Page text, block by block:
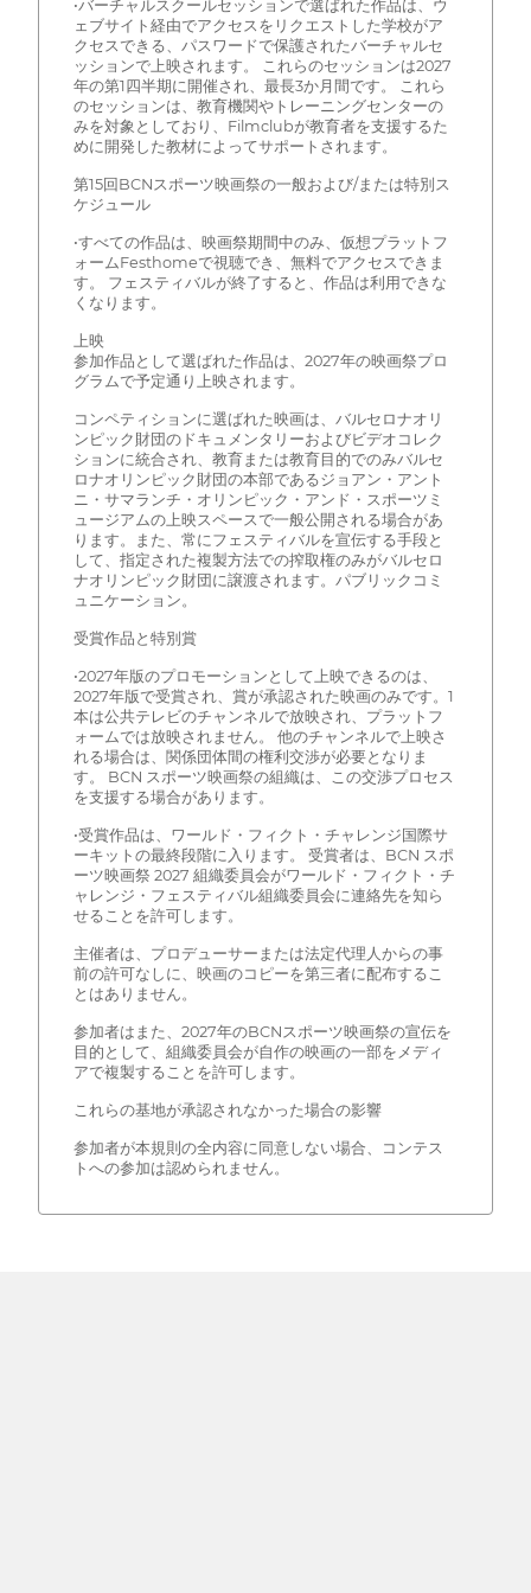
•バーチャルスクールセッションで選ばれた作品は、ウ
ェブサイト経由でアクセスをリクエストした学校がア
クセスできる、パスワードで保護されたバーチャルセ
ッションで上映されます。 これらのセッションは2027
年の第1四半期に開催され、最長3か月間です。 これら
のセッションは、教育機関やトレーニングセンターの
みを対象としており、Filmclubが教育者を支援するた
めに開発した教材によってサポートされます。
第15回BCNスポーツ映画祭の一般および/または特別ス
ケジュール
•すべての作品は、映画祭期間中のみ、仮想プラットフ
ォームFesthomeで視聴でき、無料でアクセスできま
す。 フェスティバルが終了すると、作品は利用できな
くなります。
上映
参加作品として選ばれた作品は、2027年の映画祭プロ
グラムで予定通り上映されます。
コンペティションに選ばれた映画は、バルセロナオリ
ンピック財団のドキュメンタリーおよびビデオコレク
ションに統合され、教育または教育目的でのみバルセ
ロナオリンピック財団の本部であるジョアン・アント
ニ・サマランチ・オリンピック・アンド・スポーツミ
ュージアムの上映スペースで一般公開される場合があ
ります。また、常にフェスティバルを宣伝する手段と
して、指定された複製方法での搾取権のみがバルセロ
ナオリンピック財団に譲渡されます。パブリックコミ
ュニケーション。
受賞作品と特別賞
•2027年版のプロモーションとして上映できるのは、
2027年版で受賞され、賞が承認された映画のみです。1
本は公共テレビのチャンネルで放映され、プラットフ
ォームでは放映されません。 他のチャンネルで上映さ
れる場合は、関係団体間の権利交渉が必要となりま
す。 BCN スポーツ映画祭の組織は、この交渉プロセス
を支援する場合があります。
•受賞作品は、ワールド・フィクト・チャレンジ国際サ
ーキットの最終段階に入ります。 受賞者は、BCN スポ
ーツ映画祭 2027 組織委員会がワールド・フィクト・チ
ャレンジ・フェスティバル組織委員会に連絡先を知ら
せることを許可します。
主催者は、プロデューサーまたは法定代理人からの事
前の許可なしに、映画のコピーを第三者に配布するこ
とはありません。
参加者はまた、2027年のBCNスポーツ映画祭の宣伝を
目的として、組織委員会が自作の映画の一部をメディ
アで複製することを許可します。
これらの基地が承認されなかった場合の影響
参加者が本規則の全内容に同意しない場合、コンテス
トへの参加は認められません。